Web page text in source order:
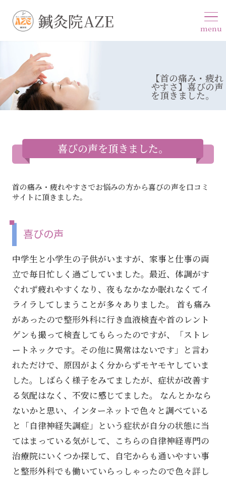
鍼灸院AZE menu
【首の痛み・疲れ
やすさ】喜びの声
を頂きました。
喜びの声を頂きました。
首の痛み・疲れやすさでお悩みの方から喜びの声を口コミ
サイトに頂きました。
喜びの声
中学生と小学生の子供がいますが、家事と仕事の両
立で毎日忙しく過ごしていました。最近、体調がす
ぐれず疲れやすくなり、夜もなかなか眠れなくてイ
ライラしてしまうことが多々ありました。 首も痛み
があったので整形外科に行き血液検査や首のレント
ゲンも撮って検査してもらったのですが、「ストレ
ートネックです。その他に異常はないです」と言わ
れただけで、原因がよく分からずモヤモヤしていま
した。しばらく様子をみてましたが、症状が改善す
る気配はなく、不安に感じてました。 なんとかなら
ないかと思い、インターネットで色々と調べている
と「自律神経失調症」という症状が自分の状態に当
てはまっている気がして、こちらの自律神経専門の
治療院にいくつか探して、自宅からも通いやすい事
と整形外科でも働いていらっしゃったので色々詳し